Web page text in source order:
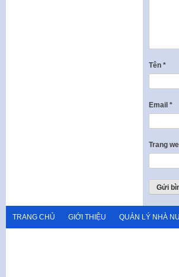
Tên *
Email *
Trang
TRANG CHỦ GIỚI THIỆU QUẢN LÝ NHÀ